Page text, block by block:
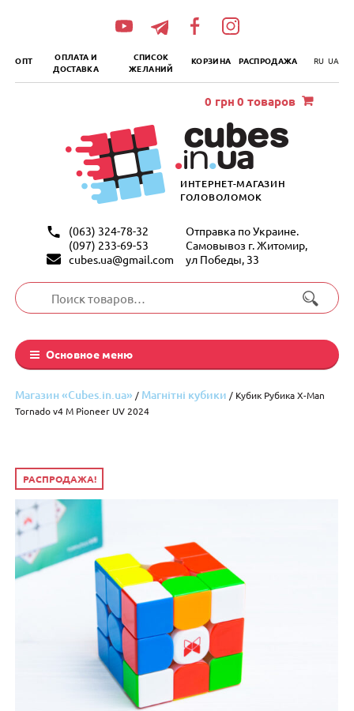
ОПТ
ОПЛАТА И
ДОСТАВКА
СПИСОК
ЖЕЛАНИЙ
КОРЗИНА РАСПРОДАЖА RU UA
ИНТЕРНЕТ-МАГАЗИН
ГОЛОВОЛОМОК
(063) 324-78-32
(097) 233-69-53
cubes.ua@gmail.com
Отправка по Украине.
Самовывоз г. Житомир,
ул Победы, 33
Искать:
Основное меню
0 грн 0 товаров
Магазин «Cubes.in.ua» / Магнітні кубики / Кубик Рубика X-Man
Tornado v4 M Pioneer UV 2024
РАСПРОДАЖА!